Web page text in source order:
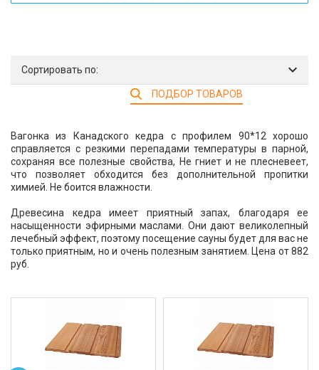
Сортировать по:
ПОДБОР ТОВАРОВ
Вагонка из Канадского кедра с профилем 90*12 хорошо
справляется с резкими перепадами температуры в парной,
сохраняя все полезные свойства, Не гниет и не плесневеет,
что позволяет обходится без дополнительной пропитки
химией. Не боится влажности.
Древесина кедра имеет приятный запах, благодаря ее
насыщенности эфирными маслами. Они дают великолепный
лечебный эффект, поэтому посещение сауны будет для вас не
только приятным, но и очень полезным занятием. Цена от 882
руб.